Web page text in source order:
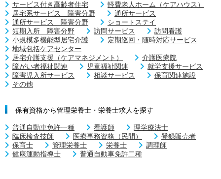
サービス付き高齢者住宅
軽費老人ホーム（ケアハウス）
居宅系サービス 障害分野
通所サービス
通所サービス 障害分野
ショートステイ
短期入所 障害分野
訪問サービス
訪問看護
小規模多機能型居宅介護
定期巡回・随時対応サービス
地域包括ケアセンター
居宅介護支援（ケアマネジメント）
介護医療院
障がい者福祉関連
児童福祉関連
就労支援サービス
障害児入所サービス
相談サービス
保育関連施設
その他
保有資格から管理栄養士・栄養士求人を探す
普通自動車免許一種 看護師
理学療法士
臨床検査技師
医療事務資格（民間）
登録販売者
保育士
管理栄養士 栄養士
調理師
健康運動指導士
普通自動車免許二種